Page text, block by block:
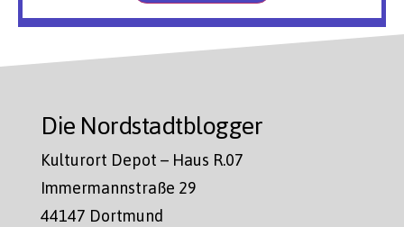
Die Nordstadtblogger
Kulturort Depot – Haus R.07
Immermannstraße 29
44147 Dortmund